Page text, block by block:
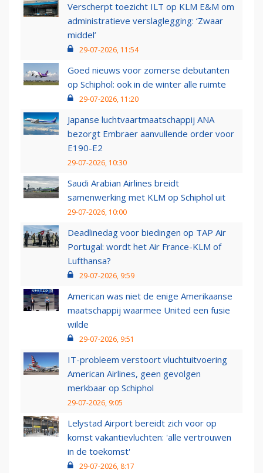
Verscherpt toezicht ILT op KLM E&M om
administratieve verslaglegging: ‘Zwaar
middel’
29-07-2026, 11:54
Goed nieuws voor zomerse debutanten
op Schiphol: ook in de winter alle ruimte
29-07-2026, 11:20
Japanse luchtvaartmaatschappij ANA
bezorgt Embraer aanvullende order voor
E190-E2
29-07-2026, 10:30
Saudi Arabian Airlines breidt
samenwerking met KLM op Schiphol uit
29-07-2026, 10:00
Deadlinedag voor biedingen op TAP Air
Portugal: wordt het Air France-KLM of
Lufthansa?
29-07-2026, 9:59
American was niet de enige Amerikaanse
maatschappij waarmee United een fusie
wilde
29-07-2026, 9:51
IT-probleem verstoort vluchtuitvoering
American Airlines, geen gevolgen
merkbaar op Schiphol
29-07-2026, 9:05
Lelystad Airport bereidt zich voor op
komst vakantievluchten: 'alle vertrouwen
in de toekomst'
29-07-2026, 8:17